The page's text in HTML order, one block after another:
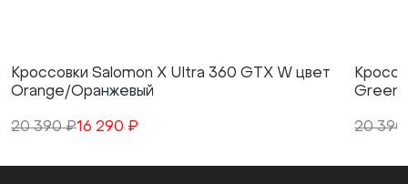
Кроссовки Salomon X Ultra 360 GTX W цвет
Orange/Оранжевый
20 390 ₽16 290 ₽ 20